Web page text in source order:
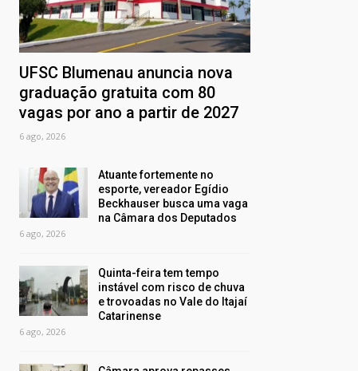
UFSC Blumenau anuncia nova
graduação gratuita com 80
vagas por ano a partir de 2027
6 ago, 2026
Atuante fortemente no
esporte, vereador Egídio
Beckhauser busca uma vaga
na Câmara dos Deputados
6 ago, 2026
Quinta-feira tem tempo
instável com risco de chuva
e trovoadas no Vale do Itajaí
Catarinense
6 ago, 2026